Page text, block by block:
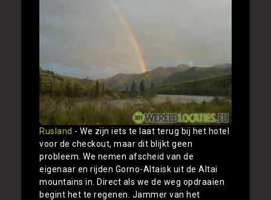
Rusland - We zijn iets te laat terug bij het hotel
voor de checkout, maar dit blijkt geen
probleem. We nemen afscheid van de
eigenaar en rijden Gorno-Altaisk uit de Altai
mountains in. Direct als we de weg opdraaien
begint het te regenen. Jammer van het